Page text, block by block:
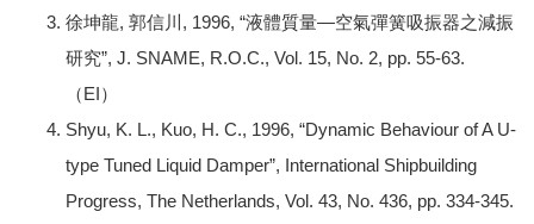
徐坤龍, 郭信川, 1996, “液體質量—空氣彈簧吸振器之減振
研究”, J. SNAME, R.O.C., Vol. 15, No. 2, pp. 55-63.
（EI）
Shyu, K. L., Kuo, H. C., 1996, “Dynamic Behaviour of A U-
type Tuned Liquid Damper”, International Shipbuilding
Progress, The Netherlands, Vol. 43, No. 436, pp. 334-345.